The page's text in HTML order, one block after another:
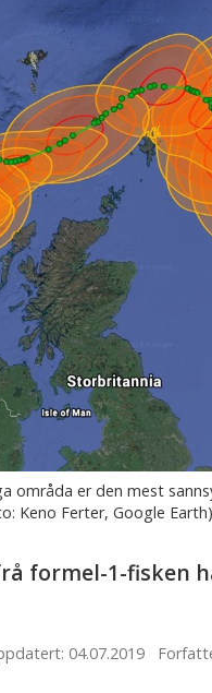
områda er den mest
Keno Ferter, Google Earth)
formel-1-fisken
04.07.2019